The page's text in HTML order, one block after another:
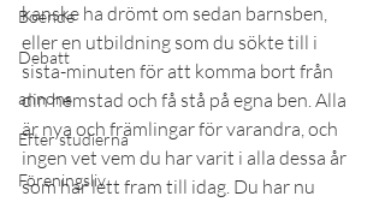
Boende
Debatt
annons
Efter studierna
Föreningsliv
kanske ha drömt om sedan barnsben,
eller en utbildning som du sökte till i
sista-minuten för att komma bort från
din hemstad och få stå på egna ben. Alla
är nya och främlingar för varandra, och
ingen vet vem du har varit i alla dessa år
som har lett fram till idag. Du har nu